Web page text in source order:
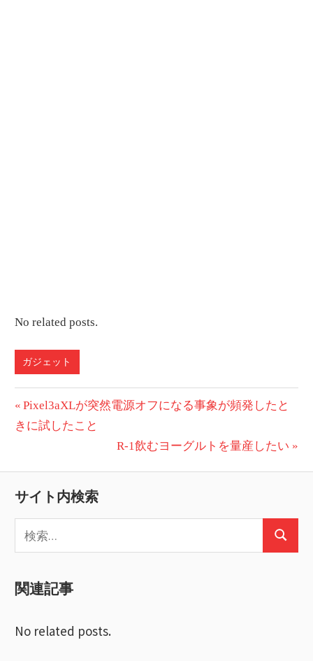
No related posts.
ガジェット
投
稿
ビ
ゲ
ー
ョ
ン
前
の
Pixel3aXLが突然電源オフになる事象が頻発したと
きに試したこと
次
R-1飲むヨーグルトを量産したい
サイト内検索
検
関連記事
No related posts.